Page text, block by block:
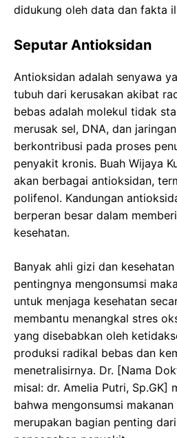
didukung oleh data dan fakta
Seputar Antioksidan
Antioksidan adalah senyawa
tubuh dari kerusakan akibat
bebas adalah molekul tidak
merusak sel, DNA, dan
berkontribusi pada proses
penyakit kronis. Buah Wijaya
akan berbagai antioksidan,
polifenol. Kandungan
berperan besar dalam
kesehatan.
Banyak ahli gizi dan
pentingnya mengonsumsi
untuk menjaga kesehatan
membantu menangkal stres
yang disebabkan oleh
produksi radikal bebas dan
menetralisirnya. Dr. [Nama
misal: dr. Amelia Putri, Sp.GK]
bahwa mengonsumsi
merupakan bagian penting